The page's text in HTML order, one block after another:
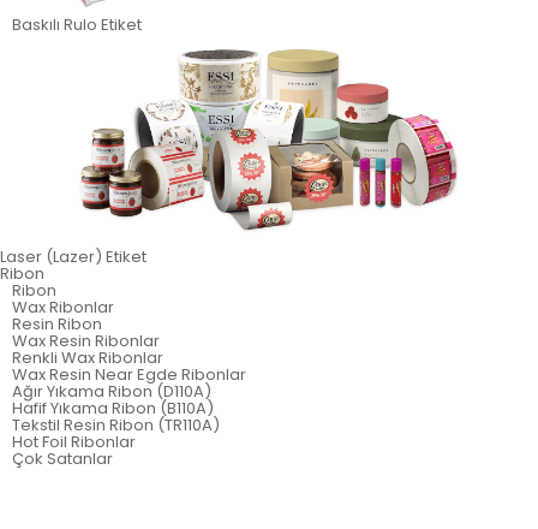
Baskılı Rulo Etiket
Laser (Lazer) Etiket
Ribon
Ribon
Wax Ribonlar
Resin Ribon
Wax Resin Ribonlar
Renkli Wax Ribonlar
Wax Resin Near Egde Ribonlar
Ağır Yıkama Ribon (D110A)
Hafif Yıkama Ribon (B110A)
Tekstil Resin Ribon (TR110A)
Hot Foil Ribonlar
Çok Satanlar